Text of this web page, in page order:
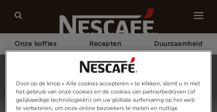
Onze koffies Recepten Duurzaamheid
Meld Je Aan
Door op de knop « Alle cookies accepteren » te klikken, stemt u in met
het gebruik van onze cookies en de cookies van partnerbedrijven (of
gelijkaardige technologieën) om uw globale surfervaring op het web
te verbeteren, om onze online bezoekers te meten en nuttige